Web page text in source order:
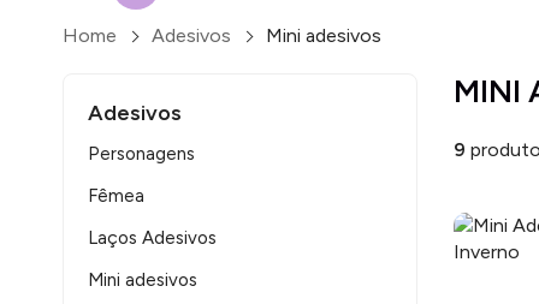
Home Adesivos Mini adesivos
Adesivos
Personagens
Fêmea
Laços Adesivos
Mini adesivos
MINI
9